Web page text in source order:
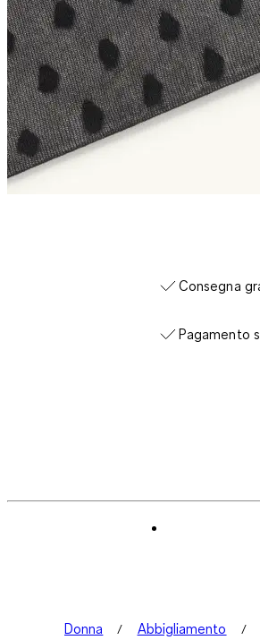
Consegna
Pagamento
Donna Abbigliamento